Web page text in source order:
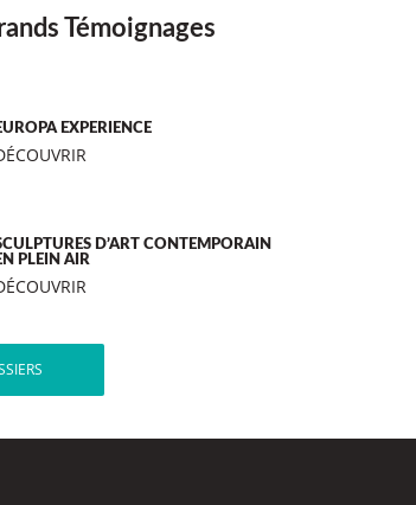
Témoignages
EXPERIENCE
D’ART CONTEMPORAIN
PLEIN AIR